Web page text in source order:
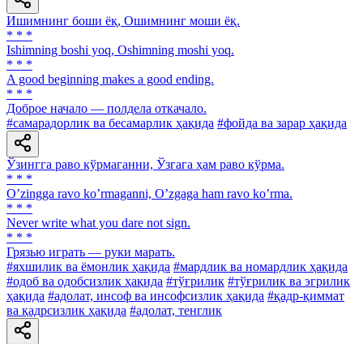
Ишимнинг боши ёқ, Ошимнинг моши ёқ.
* * *
Ishimning boshi yoq, Oshimning moshi yoq.
* * *
A good beginning makes a good ending.
* * *
Доброе начало — полдела откачало.
#самарадорлик ва бесамарлик ҳақида #фойда ва зарар ҳақида
Ўзингга раво кўрмаганни, Ўзгага ҳам раво кўрма.
* * *
Oʼzingga ravo koʼrmaganni, Oʼzgaga ham ravo koʼrma.
* * *
Never write what you dare not sign.
* * *
Грязью играть — руки марать.
#яхшилик ва ёмонлик ҳақида #мардлик ва номардлик ҳақида
#одоб ва одобсизлик ҳақида #тўғрилик #тўғрилик ва эгрилик
ҳақида #адолат, инсоф ва инсофсизлик ҳақида #қадр-қиммат
ва қадрсизлик ҳақида #адолат, тенглик